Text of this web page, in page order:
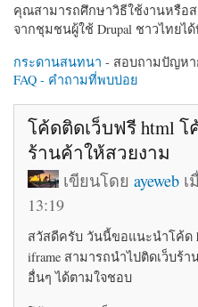
คุณสามารถศึกษาวิธีใช้งานหรือ
จากชุมชนผู้ใช้ Drupal ชาวไทยไ
กระดานสนทนา - สอบถามปัญหา
FAQ - คำถามที่พบบ่อย
โค้ดติดเว็บฟรี html โ
ร้านค้าให้สวยงาม
เขียนโดยayeweb เ
13:19
สวัสดีครับ วันนี้ขอแนะนำโค้ด
iframe สามารถนำไปติดเว็บร้า
อื่นๆ ได้ตามใจชอบ